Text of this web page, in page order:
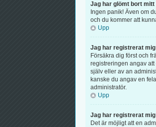
Jag har glömt bort mitt
Ingen panik! Även om
och du kommer att
Upp
Jag har registrerat
Försäkra dig först och
registreringen angav
själv eller av an
kanske du angav en
administratör.
Upp
Jag har registrerat
Det är möjligt att en